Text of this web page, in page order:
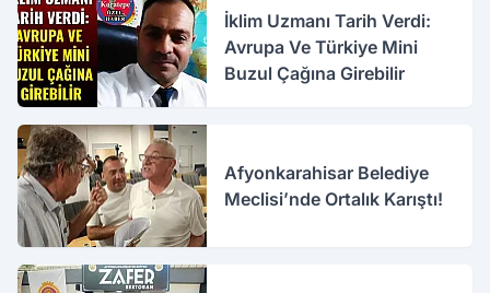
İklim Uzmanı Tarih Verdi:
Avrupa Ve Türkiye Mini
Buzul Çağına Girebilir
Afyonkarahisar Belediye
Meclisi’nde Ortalık Karıştı!